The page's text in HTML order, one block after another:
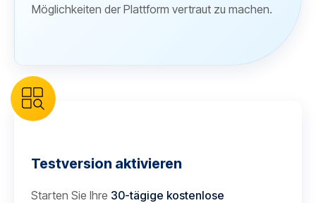
Möglichkeiten der Plattform vertraut zu machen.
Testversion aktivieren
Starten Sie Ihre 30-tägige kostenlose